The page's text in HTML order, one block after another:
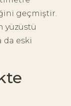
geçmiştir.
yüzüstü
da eski